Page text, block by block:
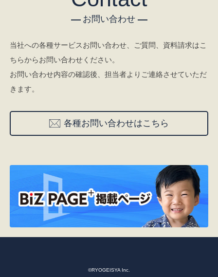
お問い合わせ
当社への各種サービスお問い合わせ、ご質問、資料請求はこ
ちらからお問い合わせください。
お問い合わせ内容の確認後、担当者よりご連絡させていただ
きます。
各種お問い合わせはこちら
©RYOGEISYA Inc.